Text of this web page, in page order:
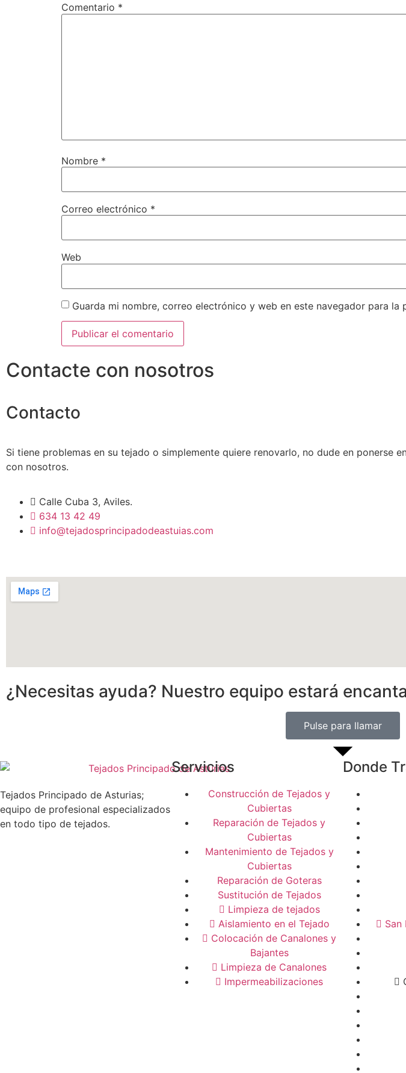
Comentario *
Nombre *
Correo electrónico *
Web
Guarda mi nombre, correo electrónico y web en este navegador para la
Contacte con nosotros
Contacto
Si tiene problemas en su tejado o simplemente quiere renovarlo, no dude en ponerse
con nosotros.
Calle Cuba 3, Aviles.
634 13 42 49
info@tejadosprincipadodeastuias.com
¿Necesitas ayuda? Nuestro equipo estará
Pulse para llamar
Tejados Principado de Asturias;
equipo de profesional especializados
en todo tipo de tejados.
Servicios
Construcción de Tejados y
Cubiertas
Reparación de Tejados y
Cubiertas
Mantenimiento de Tejados y
Cubiertas
Reparación de Goteras
Sustitución de Tejados
Limpieza de tejados
Aislamiento en el Tejado
Colocación de Canalones y
Bajantes
Limpieza de Canalones
Impermeabilizaciones
Donde
San